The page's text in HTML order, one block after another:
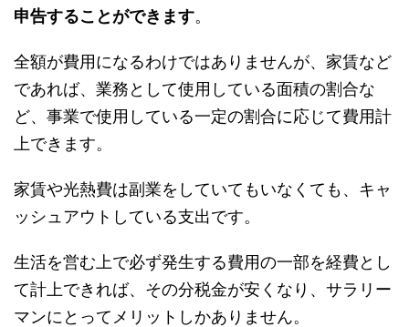
申告することができます。
全額が費用になるわけではありませんが、家賃など
であれば、業務として使用している面積の割合な
ど、事業で使用している一定の割合に応じて費用計
上できます。
家賃や光熱費は副業をしていてもいなくても、キャ
ッシュアウトしている支出です。
生活を営む上で必ず発生する費用の一部を経費とし
て計上できれば、その分税金が安くなり、サラリー
マンにとってメリットしかありません。